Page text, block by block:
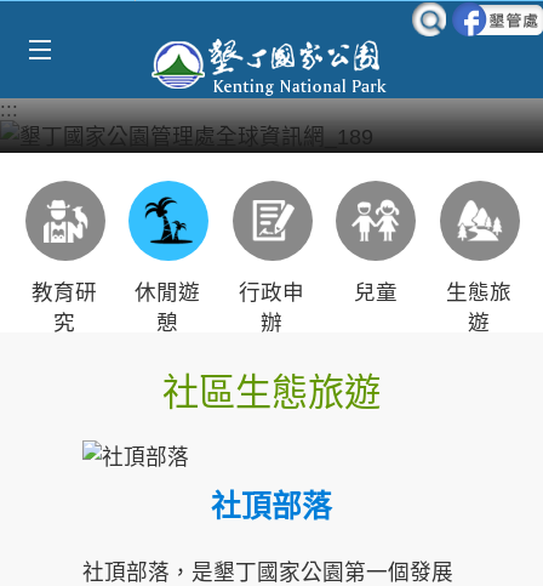
:::
教育研
究
休閒遊
憩
行政申
辦
兒童
生態旅
遊
社區生態旅遊
社頂部落
社頂部落，是墾丁國家公園第一個發展